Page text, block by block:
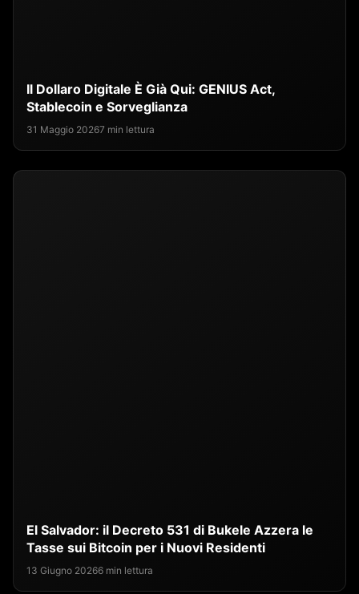
Il Dollaro Digitale È Già Qui: GENIUS Act,
Stablecoin e Sorveglianza
31 Maggio 20267 min lettura
El Salvador: il Decreto 531 di Bukele Azzera le
Tasse sui Bitcoin per i Nuovi Residenti
13 Giugno 20266 min lettura